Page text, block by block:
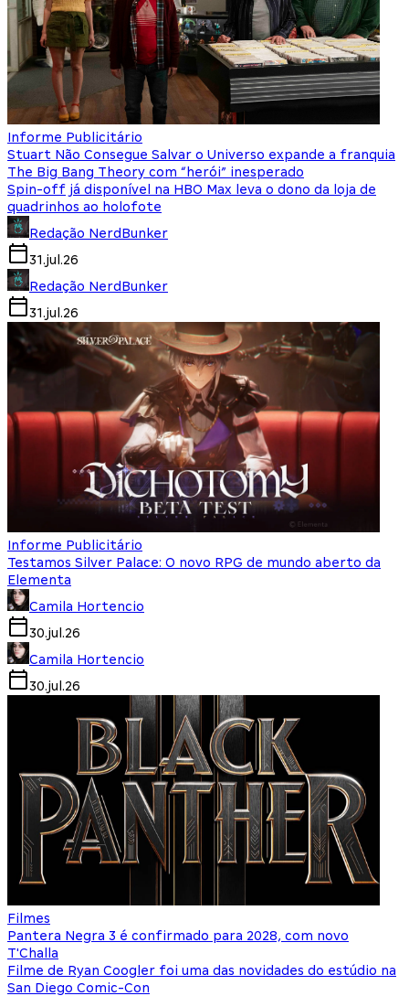
Informe Publicitário
Stuart Não Consegue Salvar o Universo expande a franquia
The Big Bang Theory com “herói” inesperado
Spin-off já disponível na HBO Max leva o dono da loja de
quadrinhos ao holofote
Redação NerdBunker
31.jul.26
Redação NerdBunker
31.jul.26
Informe Publicitário
Testamos Silver Palace: O novo RPG de mundo aberto da
Elementa
Camila Hortencio
30.jul.26
Camila Hortencio
30.jul.26
Filmes
Pantera Negra 3 é confirmado para 2028, com novo
T'Challa
Filme de Ryan Coogler foi uma das novidades do estúdio na
San Diego Comic-Con